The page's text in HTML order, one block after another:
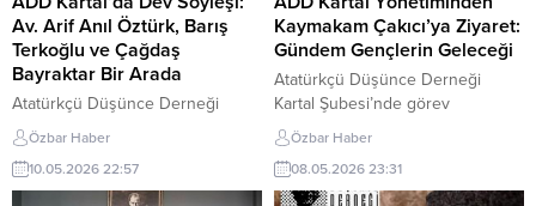
Av. Arif Anıl Öztürk, Barış
Terkoğlu ve Çağdaş
Bayraktar Bir Arada
Atatürkçü Düşünce Derneği
(ADD) Kartal Şubesi’nin ev
sahipliğinde, Kartal Belediyesi
Ekolojik Pazar Etkinlik Çadırı’nda
gerçekleştirilen söyleşi yoğun
Özbar Haber
10.05.2026 22:57
Kaymakam Çakıcı’ya Ziyaret:
Gündem Gençlerin Geleceği
Atatürkçü Düşünce Derneği
Kartal Şubesi’nde görev
değişiminin ardından, önceki
dönem Şube Başkanı Hülya
Arkan ile yeni Şube Başkanı Av.
Arif Anıl Öztürk ve yönetim kurulu
Özbar Haber
08.05.2026 23:31